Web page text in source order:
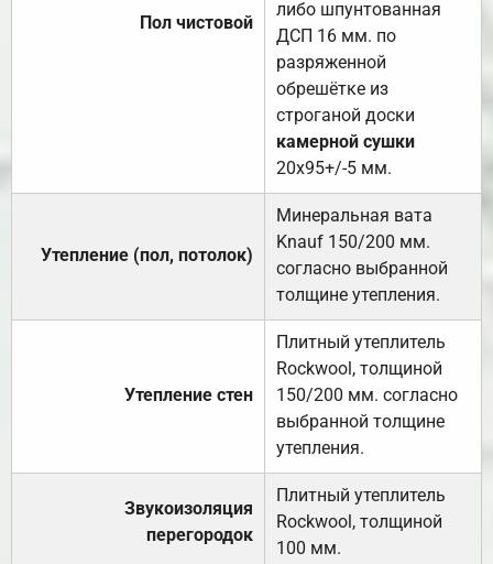
Пол чистовой
либо шпунтованная
ДСП 16 мм. по
разряженной
обрешётке из
строганой доски
камерной сушки
20х95+/-5 мм.
Утепление (пол, потолок)
Минеральная вата
Knauf 150/200 мм.
согласно выбранной
толщине утепления.
Утепление стен
Плитный утеплитель
Rockwool, толщиной
150/200 мм. согласно
выбранной толщине
утепления.
Звукоизоляция
перегородок
Плитный утеплитель
Rockwool, толщиной
100 мм.